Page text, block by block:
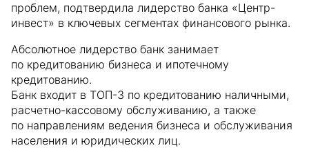
проблем, подтвердила лидерство банка «Центр-
инвест» в ключевых сегментах финансового рынка.
Абсолютное лидерство банк занимает
по кредитованию бизнеса и ипотечному
кредитованию.
Банк входит в ТОП-3 по кредитованию наличными,
расчетно-кассовому обслуживанию, а также
по направлениям ведения бизнеса и обслуживания
населения и юридических лиц.